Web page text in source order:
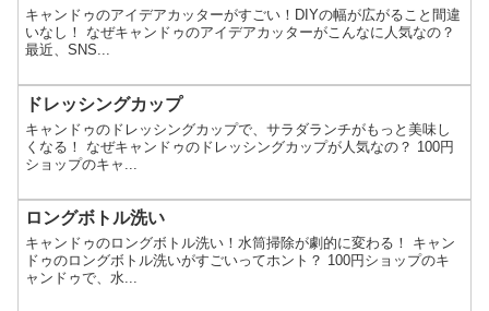
キャンドゥのアイデアカッターがすごい！DIYの幅が広がること間違
いなし！ なぜキャンドゥのアイデアカッターがこんなに人気なの？
最近、SNS...
ドレッシングカップ
キャンドゥのドレッシングカップで、サラダランチがもっと美味し
くなる！ なぜキャンドゥのドレッシングカップが人気なの？ 100円
ショップのキャ...
ロングボトル洗い
キャンドゥのロングボトル洗い！水筒掃除が劇的に変わる！ キャン
ドゥのロングボトル洗いがすごいってホント？ 100円ショップのキ
ャンドゥで、水...